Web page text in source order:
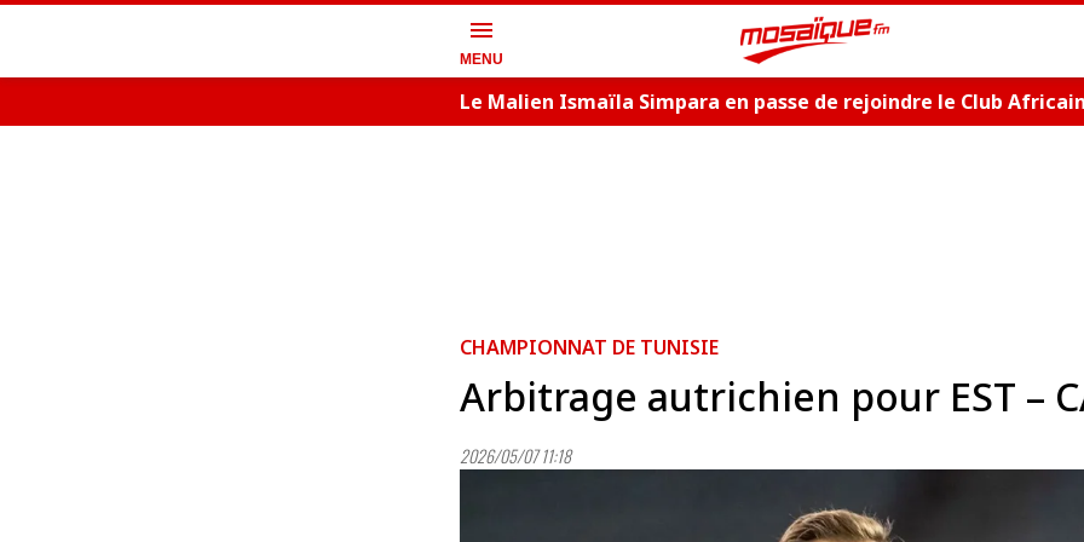
menu
MENU
Le Malien Ismaïla Simpara en passe de rejoindre le Club Africain
CHAMPIONNAT DE TUNISIE
Arbitrage autrichien pour EST –
2026/05/07 11:18